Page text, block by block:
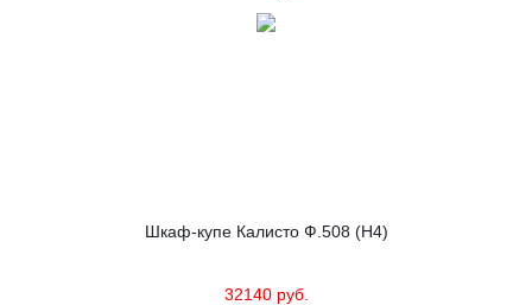
Шкаф-купе Калисто Ф.508 (Н4)
32140 руб.